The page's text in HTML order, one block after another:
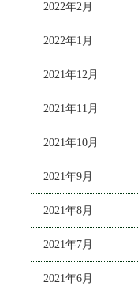
2022年2月
2022年1月
2021年12月
2021年11月
2021年10月
2021年9月
2021年8月
2021年7月
2021年6月